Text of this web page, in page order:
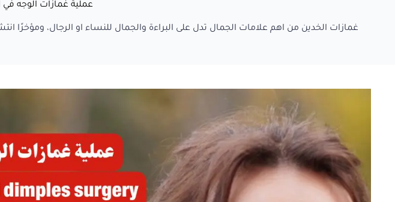
عملية غمازات الوجه في
غمازات الخدين من اهم علامات الجمال تدل على البراءة والجمال للنساء او الرجال، ومؤخرًا